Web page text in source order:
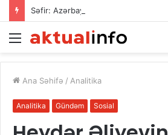
Menu
Ana Səhifə / Analitika
Analitika Gündəm Sosial